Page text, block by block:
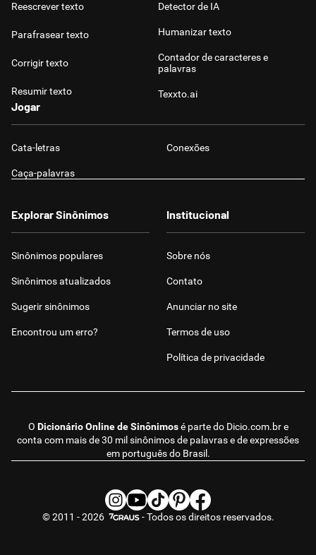
Reescrever texto
Parafrasear texto
Corrigir texto
Resumir texto
Detector de IA
Humanizar texto
Contador de caracteres e
palavras
Texxto.ai
Jogar
Cata-letras Conexões
Caça-palavras
O Dicionário Online de Sinônimosé parte do Dicio.com.bre
conta com mais de 30 mil sinônimos de palavras e de expressões
em português do Brasil.
Explorar Sinônimos
Sinônimos populares
Sinônimos atualizados
Sugerir sinônimos
Encontrou um erro?
Institucional
Sobre nós
Contato
Anunciar no site
Termos de uso
Política de privacidade
© 2011 - 2026 - Todos os direitos reservados.